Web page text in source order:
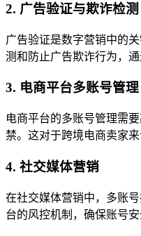
2. 广告验证与欺诈检测
广告验证是数字营销中的
测和防止广告欺诈行为，
3. 电商平台多账号管理
电商平台的多账号管理需
禁。这对于跨境电商卖家
4. 社交媒体营销
在社交媒体营销中，多账
台的风控机制，确保账号